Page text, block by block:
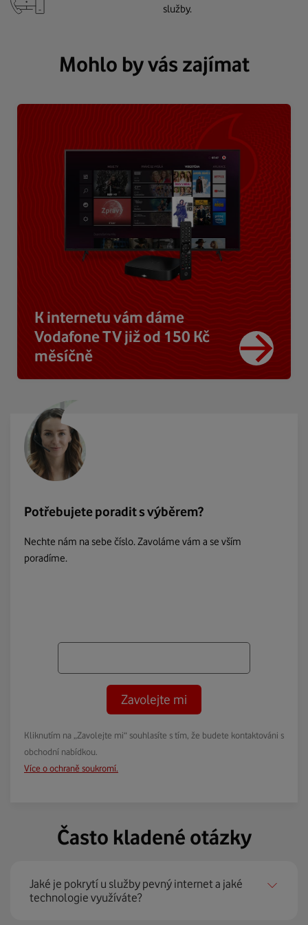
služby.
Mohlo by vás zajímat
K internetu vám dáme
Vodafone TV již od 150 Kč
měsíčně
Potřebujete poradit s výběrem?
Nechte nám na sebe číslo. Zavoláme vám a se vším
poradíme.
Zavolejte mi
Kliknutím na „Zavolejte mi“ souhlasíte s tím, že budete kontaktováni s
obchodní nabídkou.
Více o ochraně soukromí.
Často kladené otázky
Jaké je pokrytí u služby pevný internet a jaké
technologie využíváte?